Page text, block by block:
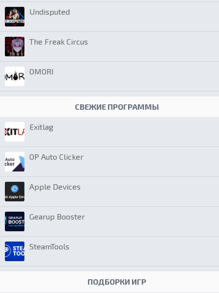
Undisputed
The Freak Circus
OMORI
СВЕЖИЕ ПРОГРАММЫ
Exitlag
OP Auto Clicker
Apple Devices
Gearup Booster
SteamTools
ПОДБОРКИ ИГР